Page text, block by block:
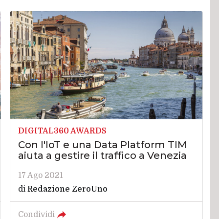
DIGITAL360 AWARDS
Con l'IoT e una Data Platform TIM
aiuta a gestire il traffico a Venezia
17 Ago 2021
diRedazione ZeroUno
Condividi